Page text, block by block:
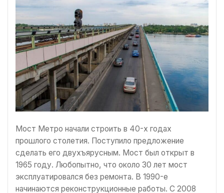
Мост Метро начали строить в 40-х годах
прошлого столетия. Поступило предложение
сделать его двухъярусным. Мост был открыт в
1965 году. Любопытно, что около 30 лет мост
эксплуатировался без ремонта. В 1990-е
начинаются реконструкционные работы. С 2008